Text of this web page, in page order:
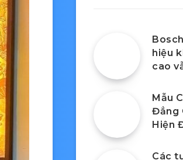
hiệu
cao
Mẫu
Đẳng
Hiện
Các